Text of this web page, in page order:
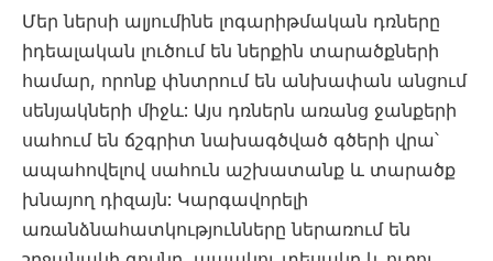
Մեր ներսի ալյումինե լոգարիթմական դռները
իդեալական լուծում են ներքին տարածքների
համար, որոնք փնտրում են անխափան անցում
սենյակների միջև: Այս դռներն առանց ջանքերի
սահում են ճշգրիտ նախագծված գծերի վրա՝
ապահովելով սահուն աշխատանք և տարածք
խնայող դիզայն: Կարգավորելի
առանձնահատկությունները ներառում են